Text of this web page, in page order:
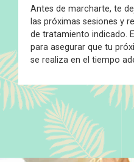
Antes de marcharte, te
las próximas sesiones y
de tratamiento indicado.
para asegurar que tu
se realiza en el tiempo